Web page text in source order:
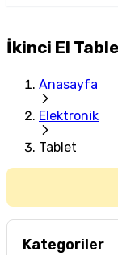
İkinci El
Anasayfa
Elektronik
Tablet
Kategoriler